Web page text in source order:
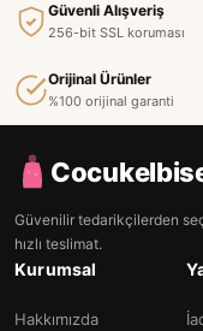
Güvenli Alışveriş
256-bit SSL koruması
Orijinal Ürünler
%100 orijinal garanti
Güvenilir tedarikçilerden
hızlı teslimat.
Kurumsal
Hakkımızda